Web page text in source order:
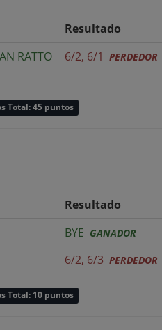
Resultado
RATTO
6/2, 6/1 PERDEDOR
Total: 45 puntos
Resultado
BYE GANADOR
6/2, 6/3 PERDEDOR
Total: 10 puntos